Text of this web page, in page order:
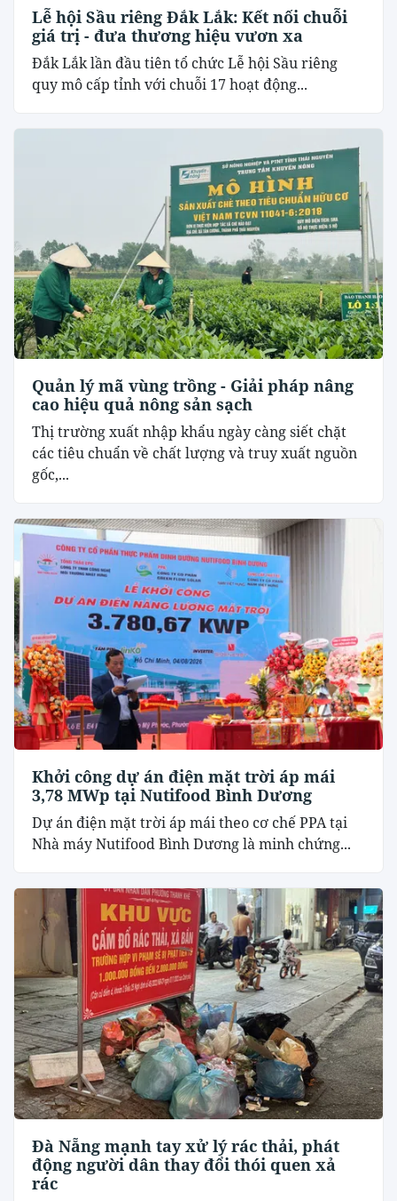
Lễ hội Sầu riêng Đắk Lắk: Kết nối chuỗi
giá trị - đưa thương hiệu vươn xa
Đắk Lắk lần đầu tiên tổ chức Lễ hội Sầu riêng
quy mô cấp tỉnh với chuỗi 17 hoạt động...
Quản lý mã vùng trồng - Giải pháp nâng
cao hiệu quả nông sản sạch
Thị trường xuất nhập khẩu ngày càng siết chặt
các tiêu chuẩn về chất lượng và truy xuất nguồn
gốc,...
Khởi công dự án điện mặt trời áp mái
3,78 MWp tại Nutifood Bình Dương
Dự án điện mặt trời áp mái theo cơ chế PPA tại
Nhà máy Nutifood Bình Dương là minh chứng...
Đà Nẵng mạnh tay xử lý rác thải, phát
động người dân thay đổi thói quen xả
rác